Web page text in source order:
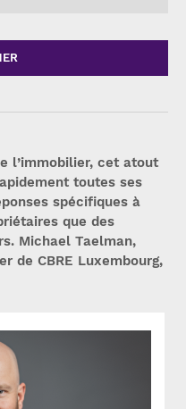
l’immobilier, cet atout
toutes ses
spécifiques à
que des
Michael Taelman,
de CBRE Luxembourg,